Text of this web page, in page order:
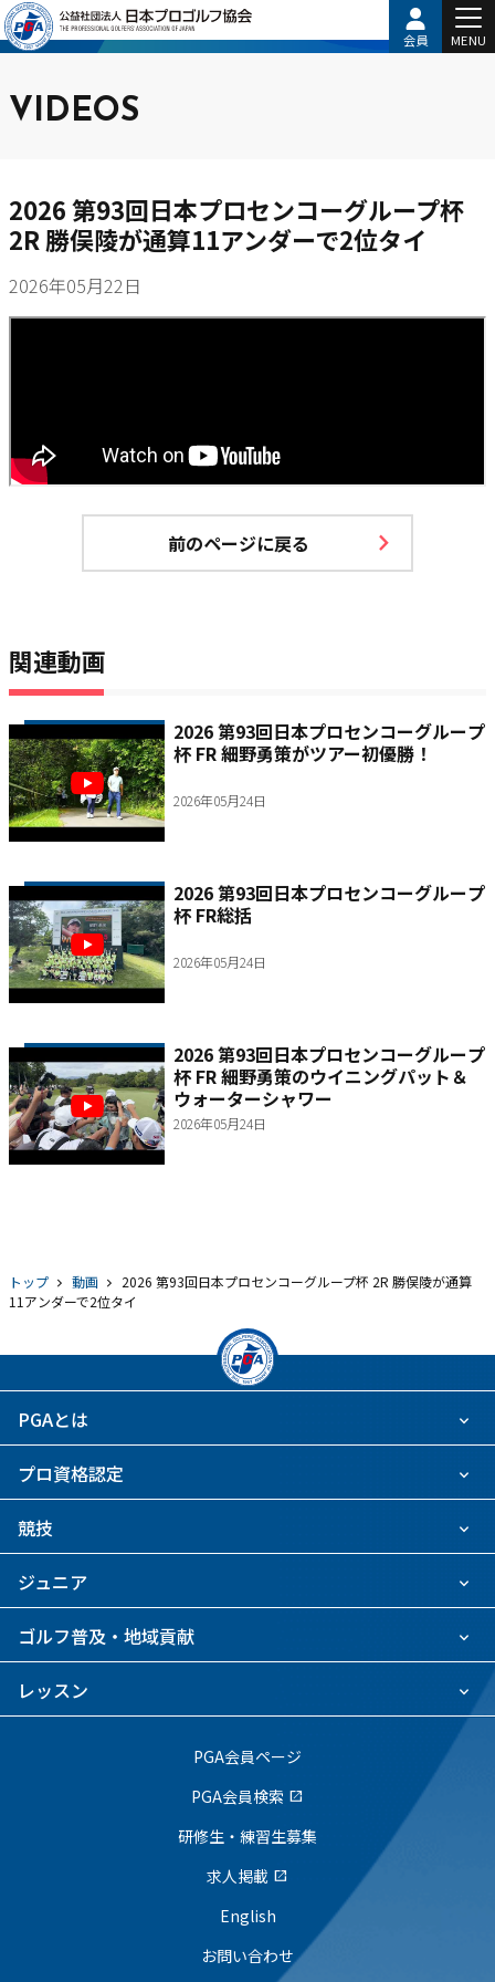
会員 MENU
VIDEOS
2026 第93回日本プロセンコーグループ杯
2R 勝俣陵が通算11アンダーで2位タイ
2026年05月22日
前のページに戻る
関連動画
2026 第93回日本プロセンコーグループ
杯 FR 細野勇策がツアー初優勝！
2026年05月24日
2026 第93回日本プロセンコーグループ
杯 FR総括
2026年05月24日
2026 第93回日本プロセンコーグループ
杯 FR 細野勇策のウイニングパット＆
ウォーターシャワー
2026年05月24日
トップ 動画
2026 第93回日本プロセンコーグループ杯 2R 勝俣陵が通算
11アンダーで2位タイ
PGAとは
プロ資格認定
競技
ジュニア
ゴルフ普及・地域貢献
レッスン
PGA会員ページ
PGA会員検索 open_in_new
研修生・練習生募集
求人掲載 open_in_new
English
お問い合わせ